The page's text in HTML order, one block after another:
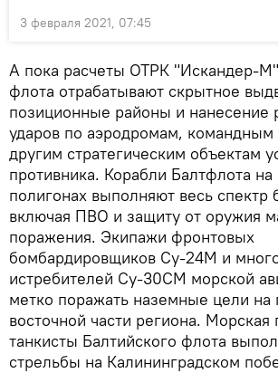
3 февраля 2021, 07:45
А пока расчеты ОТРК "Искандер-М"
флота отрабатывают скрытное
позиционные районы и нанесение
ударов по аэродромам, командным
другим стратегическим объектам
противника. Корабли Балтфлота
полигонах выполняют весь спектр
включая ПВО и защиту от оружия
поражения. Экипажи фронтовых
бомбардировщиков Су-24М и
истребителей Су-30СМ морской
метко поражать наземные цели на
восточной части региона. Морская
танкисты Балтийского флота
стрельбы на Калининградском